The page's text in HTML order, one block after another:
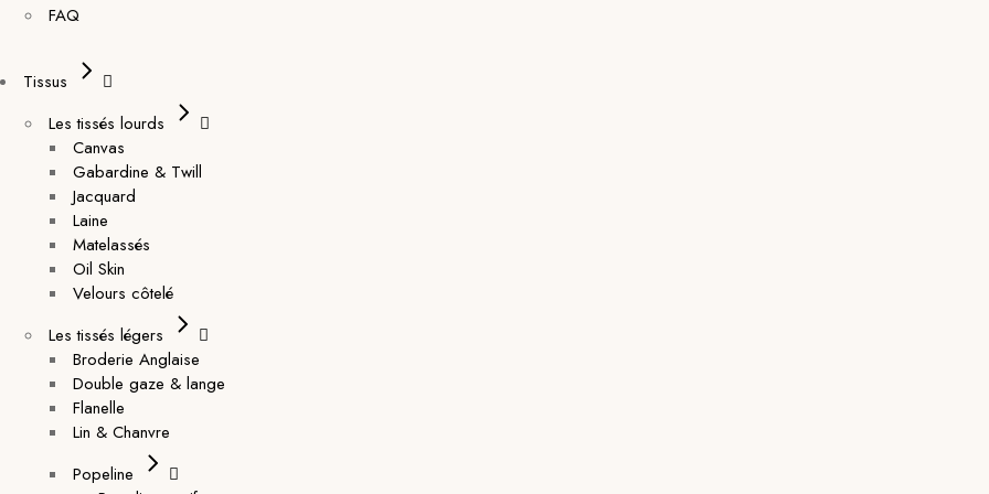
FAQ
Tissus
Les tissés lourds
Canvas
Gabardine & Twill
Jacquard
Laine
Matelassés
Oil Skin
Velours côtelé
Les tissés légers
Broderie Anglaise
Double gaze & lange
Flanelle
Lin & Chanvre
Popeline